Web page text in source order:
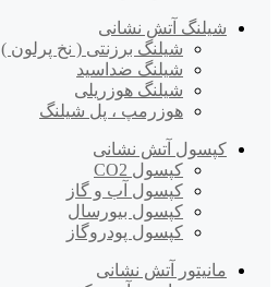
شیلنگ آتش نشانی
شیلنگ برزنتی ( نخ پرلون )
شیلنگ ضداسید
شیلنگ هوزریلی
هوزرمپ ، پل شیلنگ
کپسول آتش نشانی
کپسول CO2
کپسول آب و گاز
کپسول بیورسال
کپسول پودروگاز
مانیتور آتش نشانی